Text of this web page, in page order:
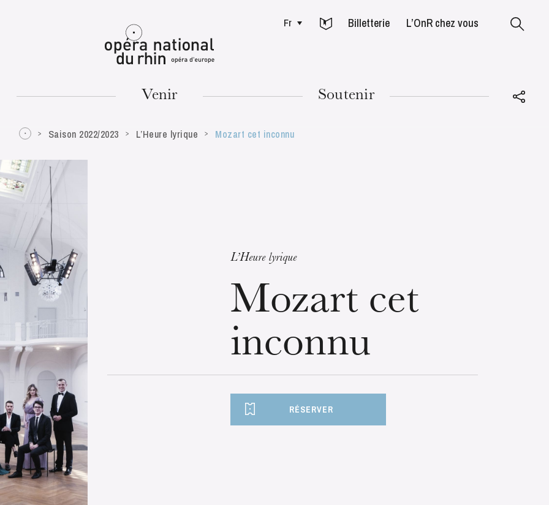
Mulhouse
Fr Billetterie L’OnR chez vous
Venir Soutenir
Saison 2022/2023 L’Heure lyrique Mozart cet inconnu
L’Heure lyrique
Mozart cet
inconnu
RÉSERVER